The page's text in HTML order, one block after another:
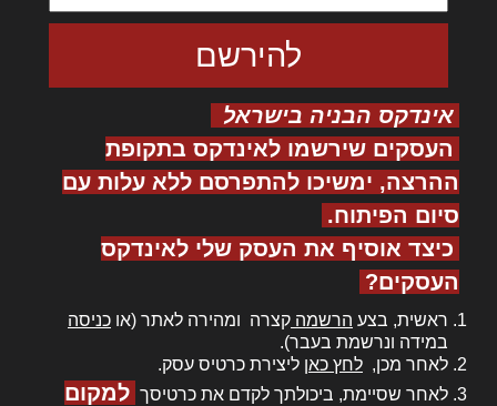
אינדקס הבניה בישראל
העסקים שירשמו לאינדקס בתקופת
ההרצה, ימשיכו להתפרסם ללא עלות עם
סיום הפיתוח.
כיצד אוסיף את העסק שלי לאינדקס
העסקים?
ראשית, בצע הרשמה קצרה ומהירה לאתר (או כניסה
במידה ונרשמת בעבר).
לאחר מכן, לחץ כאן ליצירת כרטיס עסק.
לאחר שסיימת, ביכולתך לקדם את כרטיסך למקום